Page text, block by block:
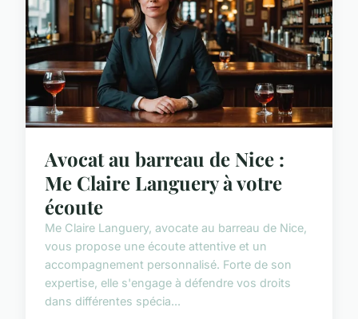
Avocat au barreau de Nice :
Me Claire Languery à votre
écoute
Me Claire Languery, avocate au barreau de Nice,
vous propose une écoute attentive et un
accompagnement personnalisé. Forte de son
expertise, elle s'engage à défendre vos droits
dans différentes spécia...